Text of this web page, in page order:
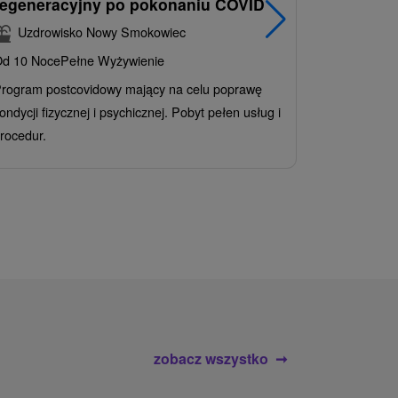
Uzdrowisko Nowy Smokowiec
10 NocePełne Wyżywienie
postcovidowy mający na celu poprawę
fizycznej i psychicznej. Pobyt pełen usług i
zobacz wszystko